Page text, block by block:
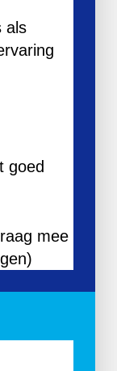
als
goed
mee